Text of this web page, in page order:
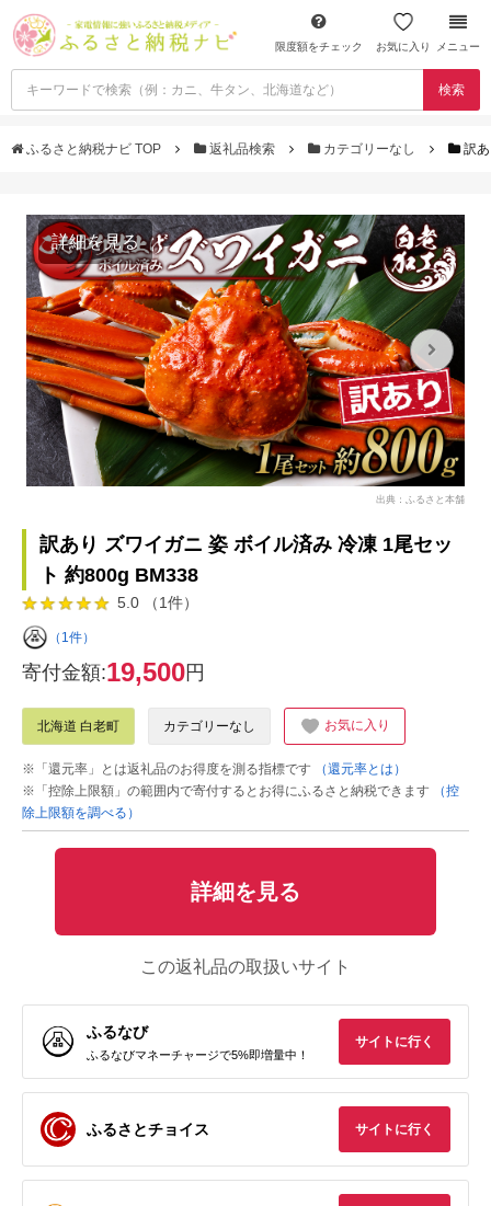
限度額をチェック お気に入り メニュー
検索
ふるさと納税ナビ TOP 返礼品検索 カテゴリーなし 訳
詳細を見る
出典：ふるさと本舗
訳あり ズワイガニ 姿 ボイル済み 冷凍 1尾セッ
ト 約800g BM338
5.0 （1件）
（1件）
寄付金額:19,500円
北海道 白老町 カテゴリーなし お気に入り
※「還元率」とは返礼品のお得度を測る指標です
（還元率とは）
※「控除上限額」の範囲内で寄付するとお得にふるさと納税できます
（控
除上限額を調べる）
詳細を見る
この返礼品の取扱いサイト
ふるなび
ふるなびマネーチャージで5%即増量中！
サイトに行く
ふるさとチョイス サイトに行く